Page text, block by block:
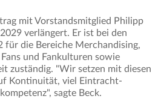
mit Vorstandsmitglied Philipp
verlängert. Er ist bei den
für die Bereiche Merchandising,
und Fankulturen sowie
zuständig. "Wir setzen mit diesen
Kontinuität, viel Eintracht-
sagte Beck.